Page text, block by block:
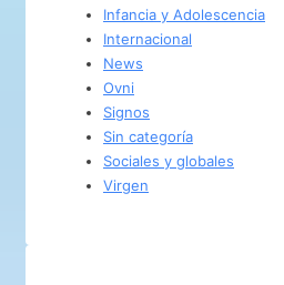
Infancia y Adolescencia
Internacional
News
Ovni
Signos
Sin categoría
Sociales y globales
Virgen